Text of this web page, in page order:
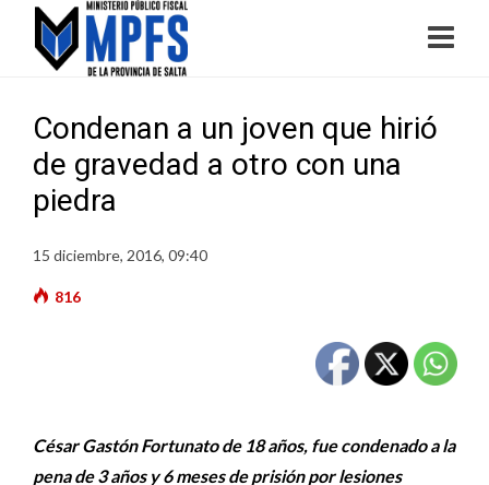
Condenan a un joven que hirió
de gravedad a otro con una
piedra
15 diciembre, 2016, 09:40
816
César Gastón Fortunato de 18 años, fue condenado a la
pena de 3 años y 6 meses de prisión por lesiones